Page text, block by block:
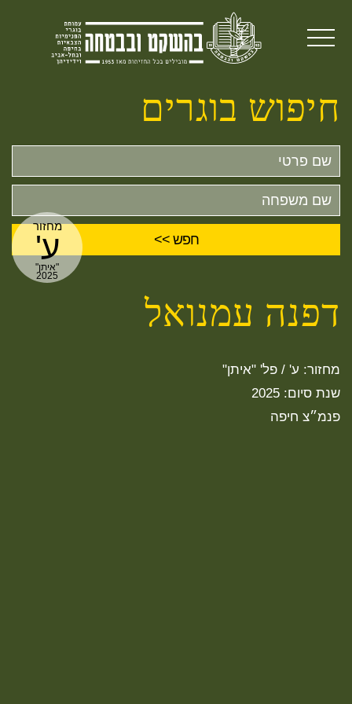
חיפוש בוגרים
שם
פרטי
שם
משפחה
מחזור
ע'
"איתן"
2025
דפנה עמנואל
מחזור: ע' / פל' "איתן"
שנת סיום: 2025
פנמ״צ חיפה